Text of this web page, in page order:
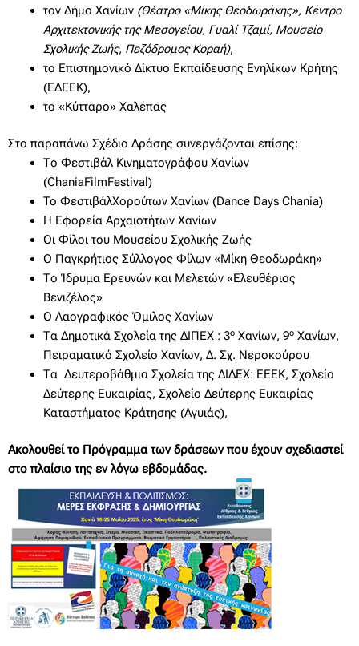
τον Δήμο Χανίων (Θέατρο «Μίκης Θεοδωράκης», Κέντρο
Αρχιτεκτονικής της Μεσογείου, Γυαλί Τζαμί, Μουσείο
Σχολικής Ζωής, Πεζόδρομος Κοραή),
το Επιστημονικό Δίκτυο Εκπαίδευσης Ενηλίκων Κρήτης
(ΕΔΕΕΚ),
το «Κύτταρο» Χαλέπας
Στο παραπάνω Σχέδιο Δράσης συνεργάζονται επίσης:
Το Φεστιβάλ Κινηματογράφου Χανίων
(ChaniaFilmFestival)
To ΦεστιβάλΧορούτων Χανίων (Dance Days Chania)
Η Εφορεία Αρχαιοτήτων Χανίων
Οι Φίλοι του Μουσείου Σχολικής Ζωής
Ο Παγκρήτιος Σύλλογος Φίλων «Μίκη Θεοδωράκη»
Το Ίδρυμα Ερευνών και Μελετών «Ελευθέριος
Βενιζέλος»
Ο Λαογραφικός Όμιλος Χανίων
Τα Δημοτικά Σχολεία της ΔΙΠΕΧ : 3οΧανίων, 9οΧανίων,
Πειραματικό Σχολείο Χανίων, Δ. Σχ. Νεροκούρου
Τα Δευτεροβάθμια Σχολεία της ΔΙΔΕΧ: ΕΕΕΚ, Σχολείο
Δεύτερης Ευκαιρίας, Σχολείο Δεύτερης Ευκαιρίας
Καταστήματος Κράτησης (Αγυιάς),
Ακολουθεί το Πρόγραμμα των δράσεων που έχουν σχεδιαστεί
στο πλαίσιο της εν λόγω εβδομάδας.